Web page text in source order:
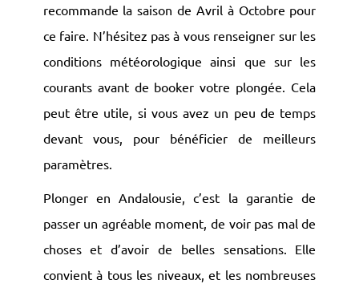
recommande la saison de Avril à Octobre pour
ce faire. N’hésitez pas à vous renseigner sur les
conditions météorologique ainsi que sur les
courants avant de booker votre plongée. Cela
peut être utile, si vous avez un peu de temps
devant vous, pour bénéficier de meilleurs
paramètres.
Plonger en Andalousie, c’est la garantie de
passer un agréable moment, de voir pas mal de
choses et d’avoir de belles sensations. Elle
convient à tous les niveaux, et les nombreuses